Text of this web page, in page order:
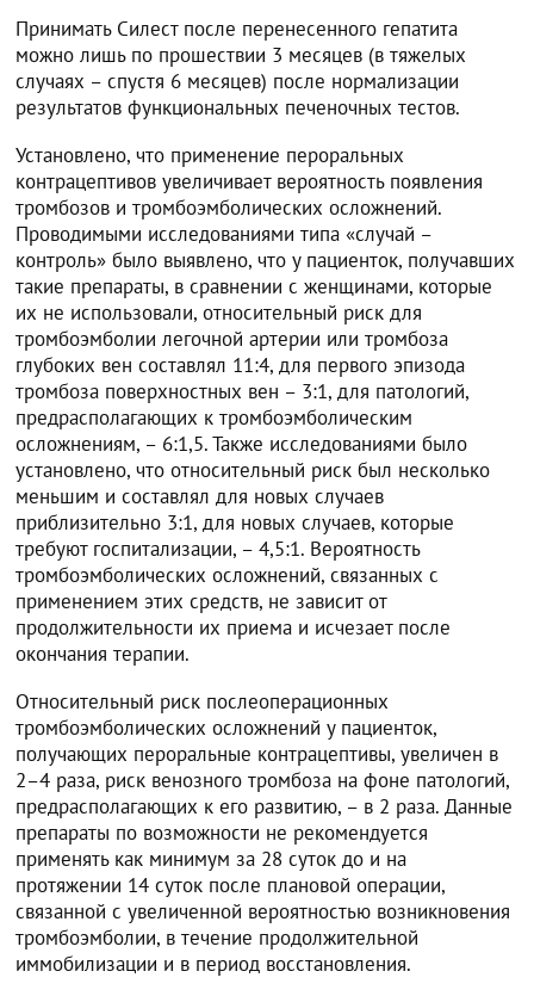
Принимать Силест после перенесенного гепатита
можно лишь по прошествии 3 месяцев (в тяжелых
случаях – спустя 6 месяцев) после нормализации
результатов функциональных печеночных тестов.
Установлено, что применение пероральных
контрацептивов увеличивает вероятность появления
тромбозов и тромбоэмболических осложнений.
Проводимыми исследованиями типа «случай –
контроль» было выявлено, что у пациенток, получавших
такие препараты, в сравнении с женщинами, которые
их не использовали, относительный риск для
тромбоэмболии легочной артерии или тромбоза
глубоких вен составлял 11:4, для первого эпизода
тромбоза поверхностных вен – 3:1, для патологий,
предрасполагающих к тромбоэмболическим
осложнениям, – 6:1,5. Также исследованиями было
установлено, что относительный риск был несколько
меньшим и составлял для новых случаев
приблизительно 3:1, для новых случаев, которые
требуют госпитализации, – 4,5:1. Вероятность
тромбоэмболических осложнений, связанных с
применением этих средств, не зависит от
продолжительности их приема и исчезает после
окончания терапии.
Относительный риск послеоперационных
тромбоэмболических осложнений у пациенток,
получающих пероральные контрацептивы, увеличен в
2–4 раза, риск венозного тромбоза на фоне патологий,
предрасполагающих к его развитию, – в 2 раза. Данные
препараты по возможности не рекомендуется
применять как минимум за 28 суток до и на
протяжении 14 суток после плановой операции,
связанной с увеличенной вероятностью возникновения
тромбоэмболии, в течение продолжительной
иммобилизации и в период восстановления.